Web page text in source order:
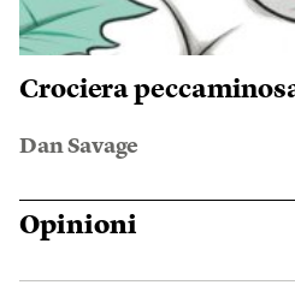
Crociera
Dan Savage
Opinioni